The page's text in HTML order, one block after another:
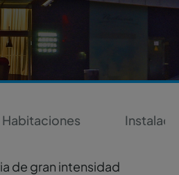
Habitaciones
de gran intensidad